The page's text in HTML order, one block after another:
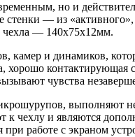
но и
стенки — из
чехла — 140х75х12мм.
камер и динамиков,
хорошо
чувства
выполняют
чехлу и являются
работе с экраном